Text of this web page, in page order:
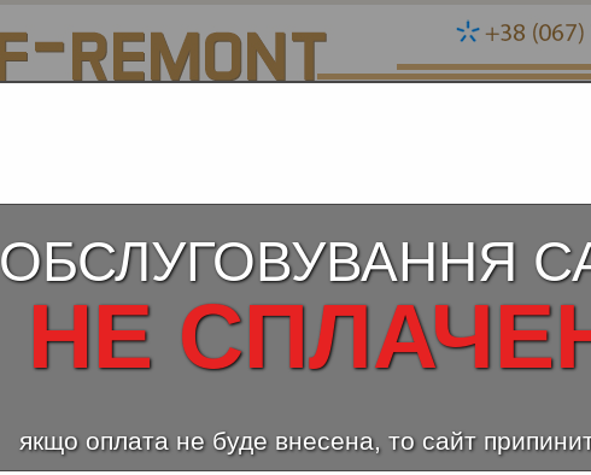
ОБСЛУГОВУВАННЯ
НЕ
якщо оплата не буде внесена, то сайт